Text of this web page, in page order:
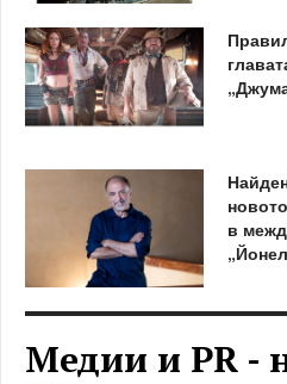
в
Медии и PR -